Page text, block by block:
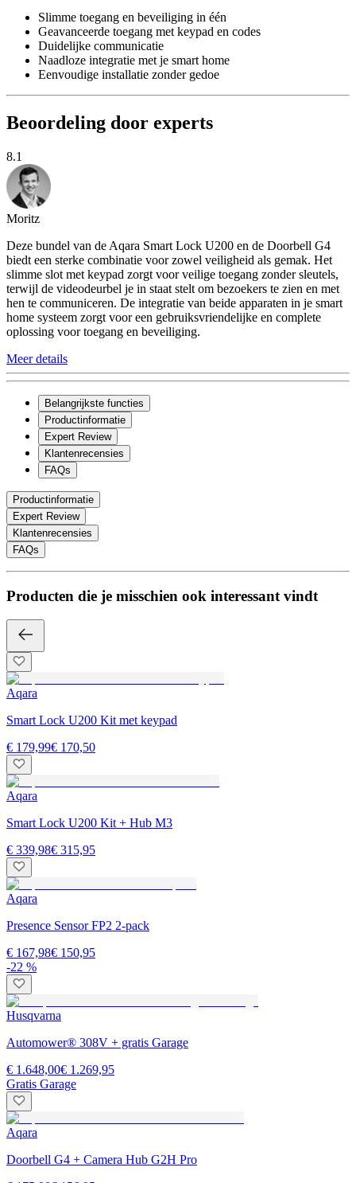
Slimme toegang en beveiliging in één
Geavanceerde toegang met keypad en codes
Duidelijke communicatie
Naadloze integratie met je smart home
Eenvoudige installatie zonder gedoe
Beoordeling door experts
8.1
Moritz
Deze bundel van de Aqara Smart Lock U200 en de Doorbell G4
biedt een sterke combinatie voor zowel veiligheid als gemak. Het
slimme slot met keypad zorgt voor veilige toegang zonder sleutels,
terwijl de videodeurbel je in staat stelt om bezoekers te zien en met
hen te communiceren. De integratie van beide apparaten in je smart
home systeem zorgt voor een gebruiksvriendelijke en complete
oplossing voor toegang en beveiliging.
Meer details
Belangrijkste functies
Productinformatie
Expert Review
Klantenrecensies
FAQs
Productinformatie
Expert Review
Klantenrecensies
FAQs
Producten die je misschien ook interessant vindt
Aqara
Smart Lock U200 Kit met keypad
€ 179,99€ 170,50
Aqara
Smart Lock U200 Kit + Hub M3
€ 339,98€ 315,95
Aqara
Presence Sensor FP2 2-pack
€ 167,98€ 150,95
-22 %
Husqvarna
Automower® 308V + gratis Garage
€ 1.648,00€ 1.269,95
Gratis Garage
Aqara
Doorbell G4 + Camera Hub G2H Pro